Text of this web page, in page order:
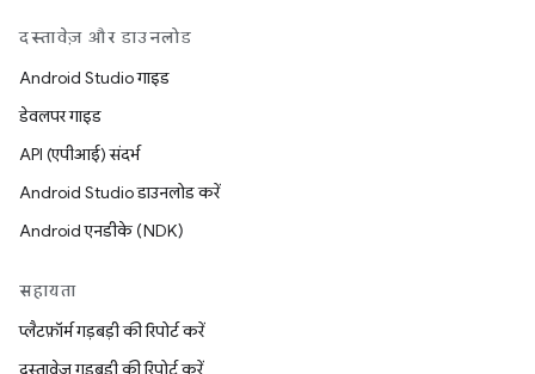
दस्तावेज़ और डाउनलोड
Android Studio गाइड
डेवलपर गाइड
API (एपीआई) संदर्भ
Android Studio डाउनलोड करें
Android एनडीके (NDK)
सहायता
प्लैटफ़ॉर्म गड़बड़ी की रिपोर्ट करें
दस्तावेज़ गड़बड़ी की रिपोर्ट करें